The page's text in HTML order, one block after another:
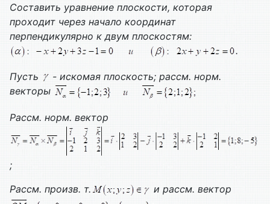
Составить уравнение плоскости, которая
проходит через начало координат
перпендикулярно к двум плоскостям:
.
Пусть
- искомая плоскость; рассм. норм.
векторы
Рассм. норм. вектор
;
Рассм. произв. т.
и рассм. вектор